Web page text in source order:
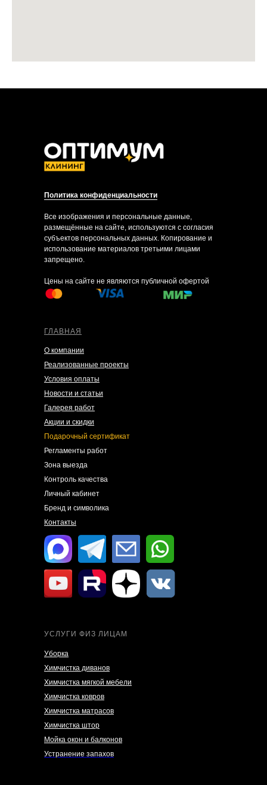
ГЛАВНАЯ
О компании
Реализованные проекты
Условия оплаты
Новости и статьи
Галерея работ
Акции и скидки
Подарочный сертификат
Регламенты работ
Зона выезда
Контроль качества
Личный кабинет
Бренд и символика
Контакты
УСЛУГИ ФИЗ ЛИЦАМ
Уборка
Химчистка диванов
Химчистка мягкой мебели
Химчистка ковров
Химчистка матрасов
Химчистка штор
Мойка окон и балконов
Устранение запахов
Политика конфиденциальности
Все изображения и персональные данные,
размещённые на сайте, используются с согласия
субъектов персональных данных. Копирование и
использование материалов третьими лицами
запрещено.
Цены на сайте не являются публичной офертой